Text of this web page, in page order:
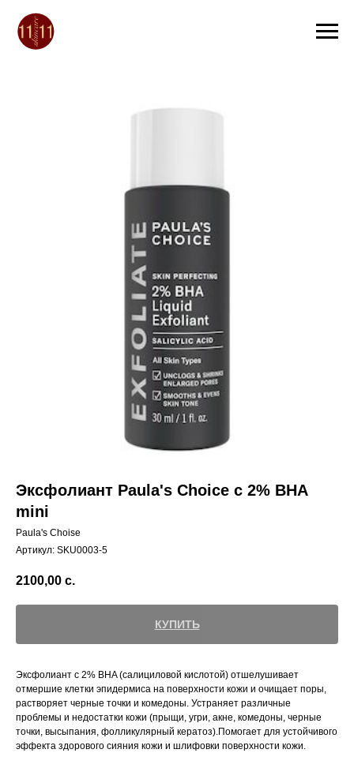
Эксфолиант Paula's Choice с 2% BHA
mini
Paula's Choise
Артикул: SKU0003-5
2100,00 с.
КУПИТЬ
Эксфолиант с 2% BHA (салициловой кислотой) отшелушивает
отмершие клетки эпидермиса на поверхности кожи и очищает поры,
растворяет черные точки и комедоны. Устраняет различные
проблемы и недостатки кожи (прыщи, угри, акне, комедоны, черные
точки, высыпания, фолликулярный кератоз).Помогает для устойчивого
эффекта здорового сияния кожи и шлифовки поверхности кожи.